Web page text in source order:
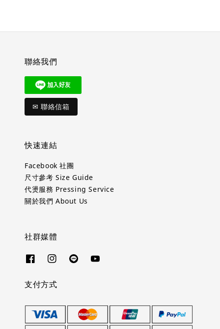
聯絡我們
✉ 聯絡信箱
快速連結
Facebook 社團
尺寸參考 Size Guide
代燙服務 Pressing Service
關於我們 About Us
社群媒體
支付方式